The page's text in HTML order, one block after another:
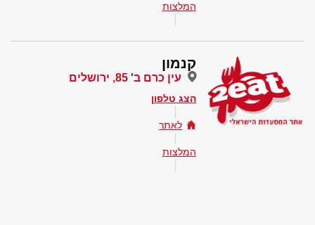
המלצות
קנמון
עין כרם ב' 85, ירושלים
הצג טלפון
לאתר
המלצות